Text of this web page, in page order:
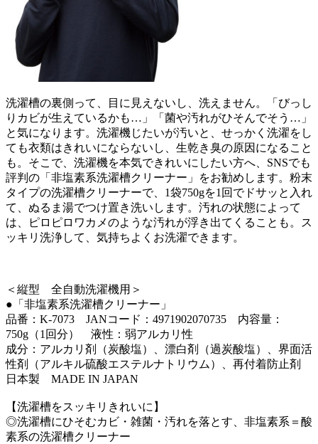
洗濯槽の裏側って、目に見えないし、洗えません。「びっし
りカビが生えているかも…」「菌や汚れがひそんでそう…」
と気になります。洗濯機じたいが汚いと、せっかく洗濯をし
ても衣類はきれいにならないし、生乾き臭の原因になること
も。そこで、洗濯機を本気できれいにしたい方へ、SNSでも
評判の「非塩素系洗濯槽クリーナー」をお勧めします。粉末
タイプの洗濯槽クリーナーで、1袋750gを1回でドサッと入れ
て、ぬるま湯でつけ置き洗いします。汚れの状態によって
は、ピロピロワカメのような汚れが浮き出てくることも。ス
ッキリ洗浄して、気持ちよくお洗濯できます。
＜縦型 全自動洗濯機用＞
●「非塩素系洗濯槽クリーナー」
品番：K-7073 JANコード：4971902070735 内容量：
750g（1回分） 液性：弱アルカリ性
成分：アルカリ剤（炭酸塩）、漂白剤（過炭酸塩）、界面活
性剤（アルキル硫酸エステルナトリウム）、再付着防止剤
日本製 MADE IN JAPAN
【洗濯槽をスッキリきれいに】
◎洗濯槽にひそむカビ・雑菌・汚れを落とす、非塩素系＝酸
素系の洗濯槽クリーナー